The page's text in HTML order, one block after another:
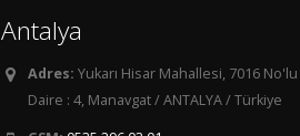
Antalya
Adres: Yukarı Hisar Mahallesi, 7016 No'lu
Daire : 4, Manavgat / ANTALYA / Türkiye